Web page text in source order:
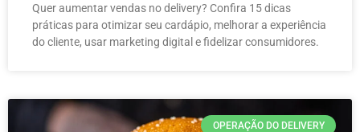
Quer aumentar vendas no delivery? Confira 15 dicas
práticas para otimizar seu cardápio, melhorar a experiência
do cliente, usar marketing digital e fidelizar consumidores.
OPERAÇÃO DO DELIVERY